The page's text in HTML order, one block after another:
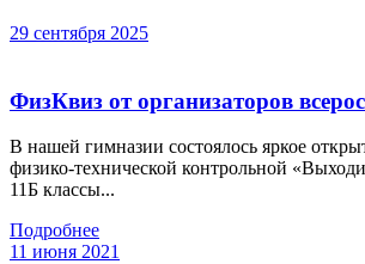
29 сентября 2025
ФизКвиз от организаторов
В нашей гимназии состоялось яркое
физико-технической контрольной
11Б классы...
Подробнее
11 июня 2021